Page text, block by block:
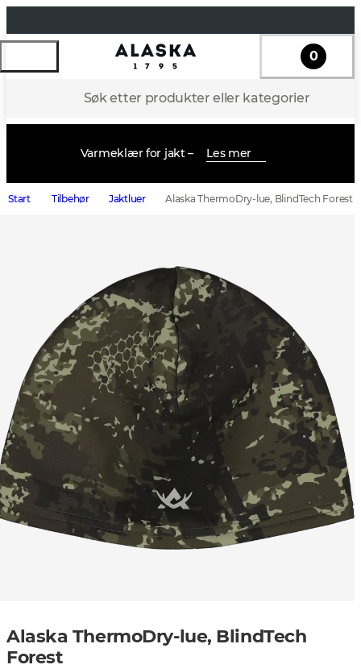
Søk etter produkter eller kategorier
0
Varmeklær for jakt – Les mer
Start Tilbehør Jaktluer Alaska ThermoDry-lue, BlindTech Forest
Alaska ThermoDry-lue, BlindTech
Forest